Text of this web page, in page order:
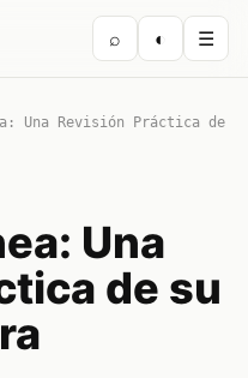
⌕ ◐ ☰
Una Revisión Práctica de
Una
de su